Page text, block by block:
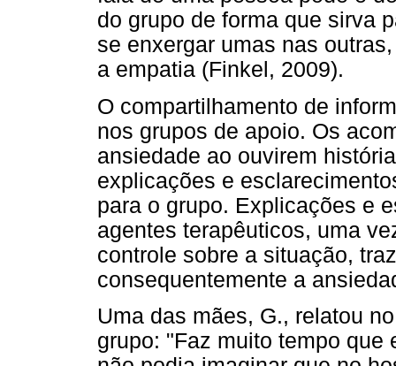
do grupo de forma que sirva
se enxergar umas nas
a empatia (Finkel, 2009).
O compartilhamento de
nos grupos de apoio. Os
ansiedade ao ouvirem
explicações e
para o grupo. Explicações e
agentes terapêuticos, uma
controle sobre a situação,
consequentemente a
Uma das mães, G., relatou
grupo: "Faz muito tempo que